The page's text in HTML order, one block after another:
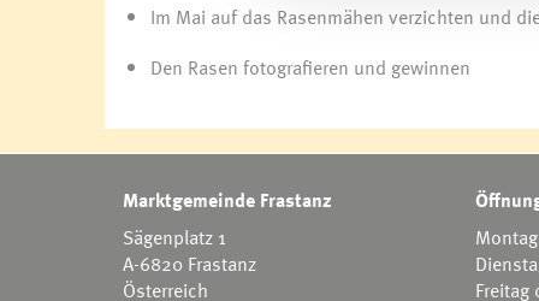
Im Mai auf das Rasenmähen verzichten und
Den Rasen fotografieren und gewinnen
Marktgemeinde Frastanz
Sägenplatz 1
A-6820 Frastanz
Österreich
Freitag